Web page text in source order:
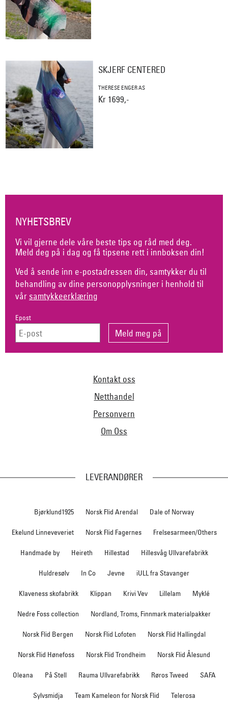
SKJERF CENTERED
THERESE ENGER AS
Kr 1699,-
NYHETSBREV
Vi vil gjerne dele våre beste tips og råd med deg.
Meld deg på i dag og få tipsene rett i innboksen din!
Ved å sende inn e-postadressen din, samtykker du til
behandling av dine personopplysninger i henhold til
vår samtykkeerklæring
Epost
Kontakt oss
Netthandel
Personvern
Om Oss
LEVERANDØRER
Bjørklund1925 Norsk Flid Arendal Dale of Norway
Ekelund Linneveveriet Norsk Flid Fagernes Frelsesarmeen/Others
Handmade by Heireth Hillestad Hillesvåg Ullvarefabrikk
Huldresølv In Co Jevne iULL fra Stavanger
Klaveness skofabrikk Klippan Krivi Vev Lillelam Myklé
Nedre Foss collection Nordland, Troms, Finnmark materialpakker
Norsk Flid Bergen Norsk Flid Lofoten Norsk Flid Hallingdal
Norsk Flid Hønefoss Norsk Flid Trondheim Norsk Flid Ålesund
Oleana På Stell Rauma Ullvarefabrikk Røros Tweed SAFA
Sylvsmidja Team Kameleon for Norsk Flid Telerosa